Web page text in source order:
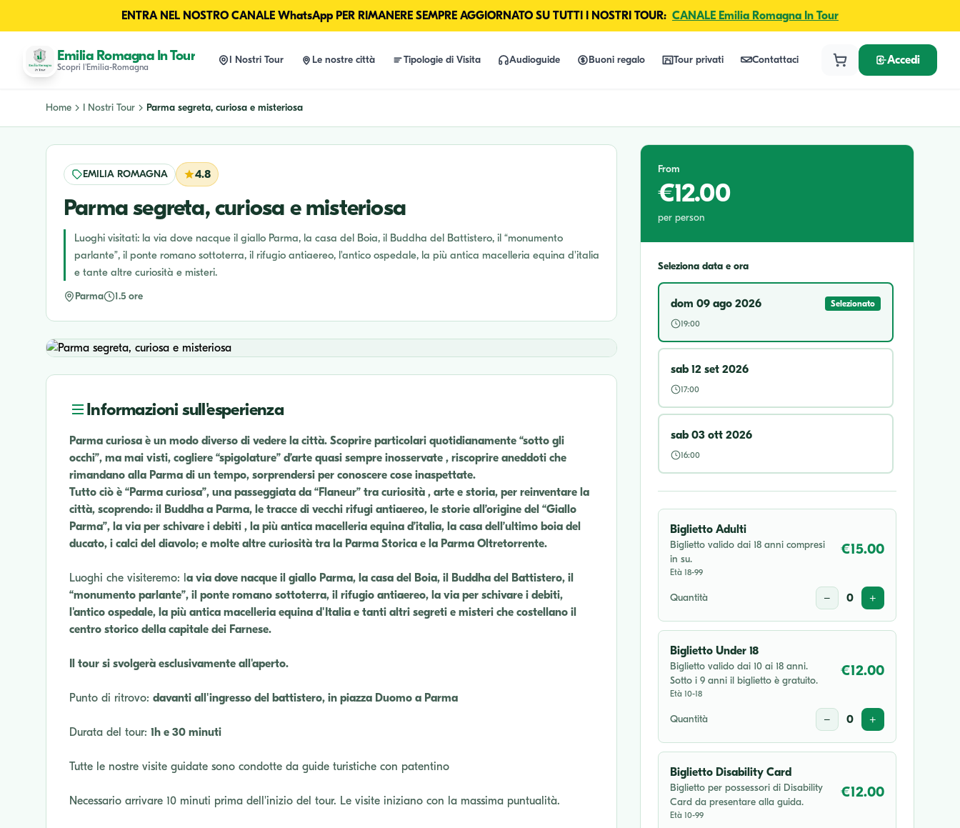
ENTRA NEL NOSTRO CANALE WhatsApp PER RIMANERE SEMPRE AGGIORNATO SU TUTTI I NOSTRI TOUR: CANALE Emilia Romagna In Tour
Emilia Romagna In Tour
Scopri l'Emilia-Romagna
I Nostri Tour Le nostre città Tipologie di Visita Audioguide Buoni regalo Tour privati Contattaci Accedi
Home I Nostri Tour Parma segreta, curiosa e misteriosa
EMILIA ROMAGNA 4.8
Parma segreta, curiosa e misteriosa
Luoghi visitati: la via dove nacque il giallo Parma, la casa del Boia, il Buddha del Battistero, il “monumento
parlante”, il ponte romano sottoterra, il rifugio antiaereo, l'antico ospedale, la più antica macelleria equina d'italia
e tante altre curiosità e misteri.
Parma 1.5 ore
Informazioni sull'esperienza
Parma curiosa è un modo diverso di vedere la città. Scoprire particolari quotidianamente “sotto gli
occhi”, ma mai visti, cogliere “spigolature” d’arte quasi sempre inosservate , riscoprire aneddoti che
rimandano alla Parma di un tempo, sorprendersi per conoscere cose inaspettate.
Tutto ciò è “Parma curiosa”, una passeggiata da “Flaneur” tra curiosità , arte e storia, per reinventare la
città, scoprendo: il Buddha a Parma, le tracce di vecchi rifugi antiaereo, le storie all’origine del “Giallo
Parma”, la via per schivare i debiti , la più antica macelleria equina d’italia, la casa dell’ultimo boia del
ducato, i calci del diavolo; e molte altre curiosità tra la Parma Storica e la Parma Oltretorrente.
Luoghi che visiteremo: l a via dove nacque il giallo Parma, la casa del Boia, il Buddha del Battistero, il
“monumento parlante”, il ponte romano sottoterra, il rifugio antiaereo, la via per schivare i debiti,
l'antico ospedale, la più antica macelleria equina d'Italia e tanti altri segreti e misteri che costellano il
centro storico della capitale dei Farnese.
Il tour si svolgerà esclusivamente all'aperto.
Punto di ritrovo: davanti all'ingresso del battistero, in piazza Duomo a Parma
Durata del tour: 1h e 30 minuti
Tutte le nostre visite guidate sono condotte da guide turistiche con patentino
Necessario arrivare 10 minuti prima dell'inizio del tour. Le visite iniziano con la massima puntualità.
From
€12.00
per person
Seleziona data e ora
dom 09 ago 2026
Selezionato
19:00
sab 12 set 2026
17:00
sab 03 ott 2026
16:00
Biglietto Adulti
Biglietto valido dai 18 anni compresi
in su.
Età 18-99
€15.00
Quantità − 0 +
Biglietto Under 18
Biglietto valido dai 10 ai 18 anni.
Sotto i 9 anni il biglietto è gratuito.
Età 10-18
€12.00
Quantità − 0 +
Biglietto Disability Card
Biglietto per possessori di Disability
Card da presentare alla guida.
Età 10-99
€12.00